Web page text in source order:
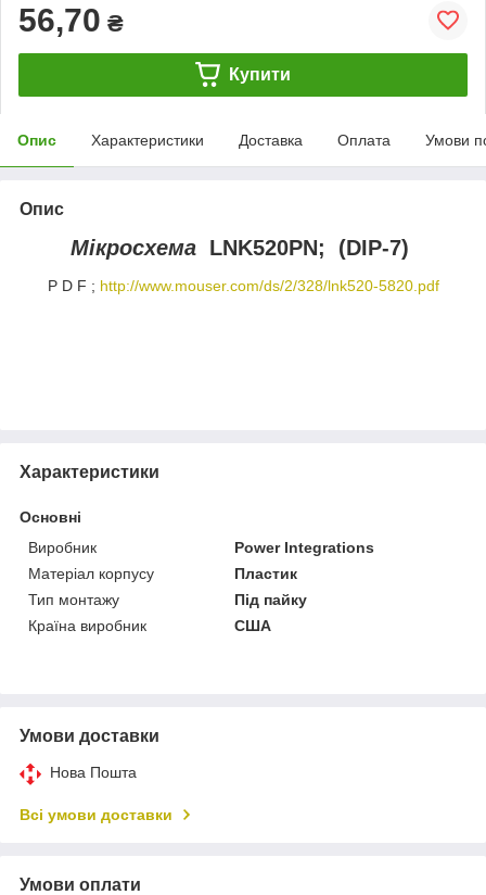
56,70 ₴
Купити
Опис Характеристики Доставка Оплата Умови
Опис
Мікросхема LNK520PN; (DIP-7)
P D F ; http://www.mouser.com/ds/2/328/lnk520-5820.pdf
Характеристики
Основні
Виробник
Power Integrations
Матеріал корпусу
Пластик
Тип монтажу
Під пайку
Країна виробник
США
Умови доставки
Нова Пошта
Всі умови доставки
Умови оплати